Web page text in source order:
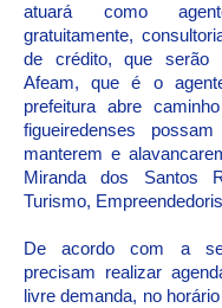
atuará como
gratuitamente,
de crédito, que serão
Afeam, que é o
prefeitura abre
figueiredenses
manterem e
Miranda dos Santos
Turismo,
De acordo com a
precisam realizar
livre demanda, no